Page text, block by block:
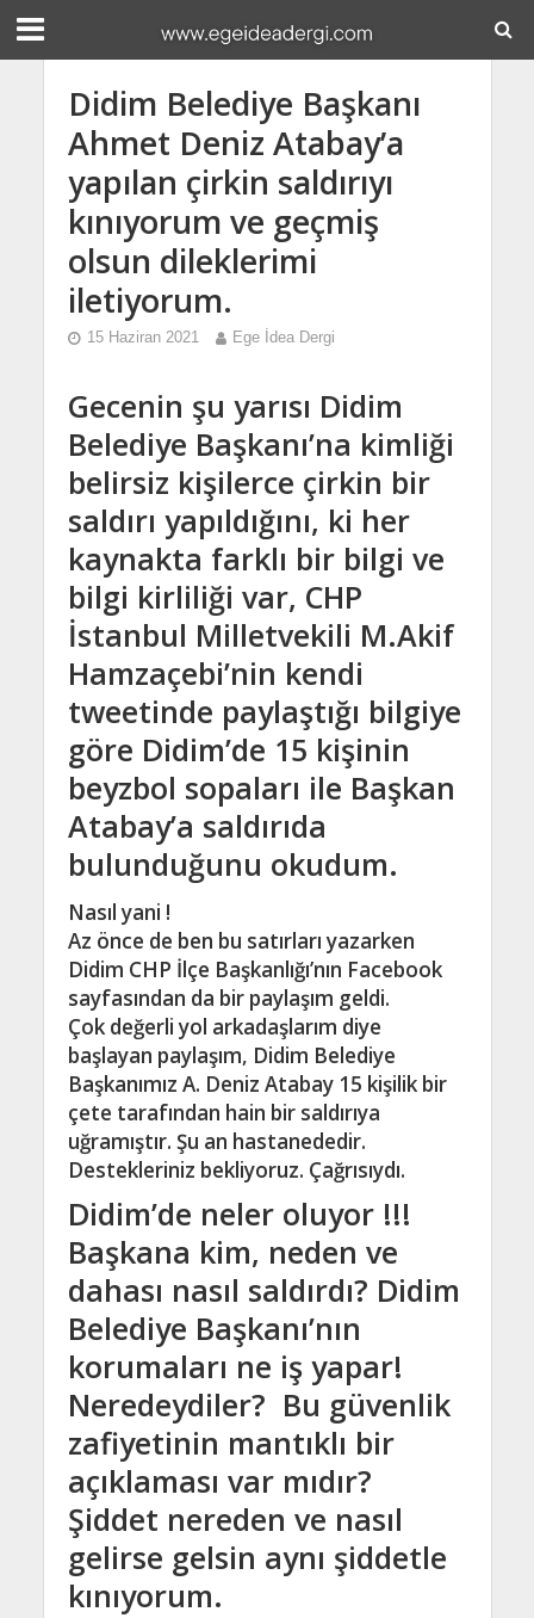
Didim Belediye Başkanı
Ahmet Deniz Atabay’a
yapılan çirkin saldırıyı
kınıyorum ve geçmiş
olsun dileklerimi
iletiyorum.
15 Haziran 2021 Ege İdea Dergi
Gecenin şu yarısı Didim
Belediye Başkanı’na kimliği
belirsiz kişilerce çirkin bir
saldırı yapıldığını, ki her
kaynakta farklı bir bilgi ve
bilgi kirliliği var, CHP
İstanbul Milletvekili M.Akif
Hamzaçebi’nin kendi
tweetinde paylaştığı bilgiye
göre Didim’de 15 kişinin
beyzbol sopaları ile Başkan
Atabay’a saldırıda
bulunduğunu okudum.
Nasıl yani !
Az önce de ben bu satırları yazarken
Didim CHP İlçe Başkanlığı’nın Facebook
sayfasından da bir paylaşım geldi.
Çok değerli yol arkadaşlarım diye
başlayan paylaşım, Didim Belediye
Başkanımız A. Deniz Atabay 15 kişilik bir
çete tarafından hain bir saldırıya
uğramıştır. Şu an hastanededir.
Destekleriniz bekliyoruz. Çağrısıydı.
Didim’de neler oluyor !!!
Başkana kim, neden ve
dahası nasıl saldırdı? Didim
Belediye Başkanı’nın
korumaları ne iş yapar!
Neredeydiler? Bu güvenlik
zafiyetinin mantıklı bir
açıklaması var mıdır?
Şiddet nereden ve nasıl
gelirse gelsin aynı şiddetle
kınıyorum.